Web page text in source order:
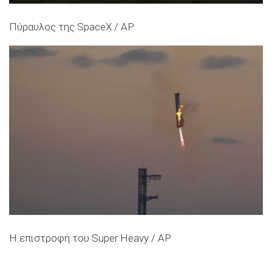
Πύραυλος της SpaceX / AP
Η επιστροφή του Super Heavy / AP